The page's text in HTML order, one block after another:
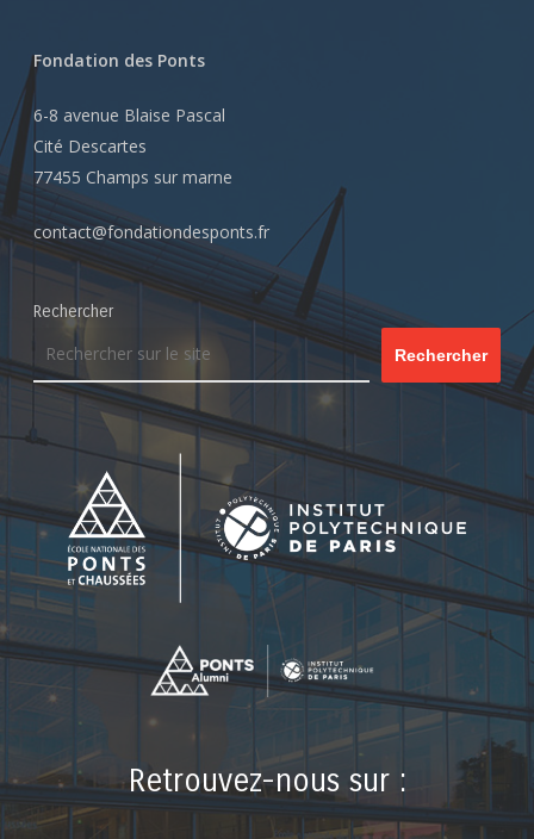
Fondation des Ponts
6-8 avenue Blaise Pascal
Cité Descartes
77455 Champs sur marne
contact@fondationdesponts.fr
Rechercher
Rechercher
Retrouvez-nous sur :